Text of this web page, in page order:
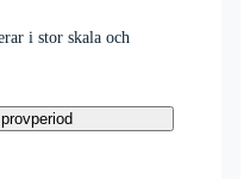
i stor skala och